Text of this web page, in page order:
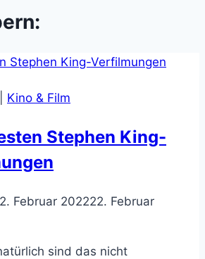
Kino & Film
Stephen King-
Februar 202222. Februar
sind das nicht